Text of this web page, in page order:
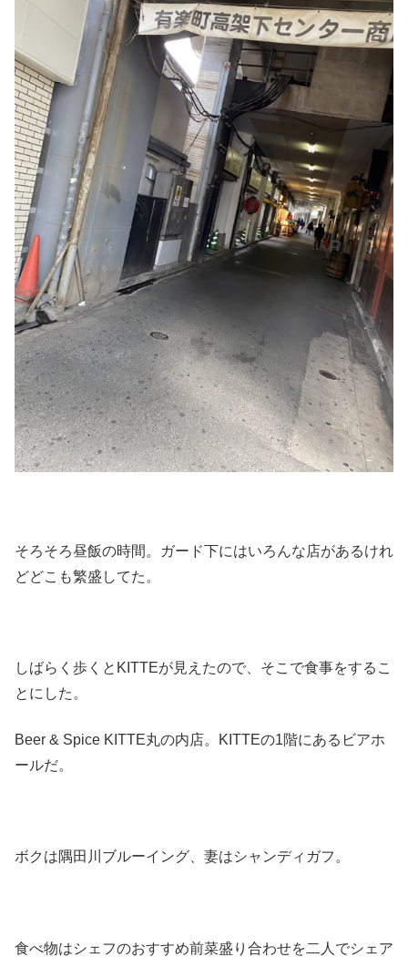
そろそろ昼飯の時間。ガード下にはいろんな店があるけれ
どどこも繁盛してた。
しばらく歩くとKITTEが見えたので、そこで食事をするこ
とにした。
Beer & Spice KITTE丸の内店。KITTEの1階にあるビアホ
ールだ。
ボクは隅田川ブルーイング、妻はシャンディガフ。
食べ物はシェフのおすすめ前菜盛り合わせを二人でシェア